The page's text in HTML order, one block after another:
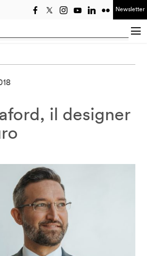
Newsletter
Searching...
il designer